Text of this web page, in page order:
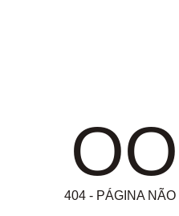
404 - PÁGINA